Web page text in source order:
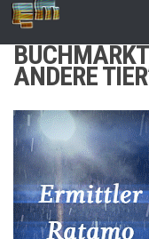
Zum Inhalt springen
ANDERE